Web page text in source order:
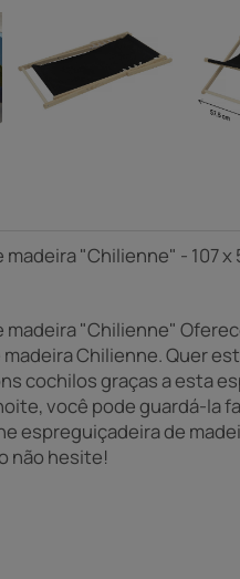
"Chilienne" - 107 x
"Chilienne"
Chilienne. Quer
cochilos graças a esta
você pode guardá-la
espreguiçadeira de
não hesite!